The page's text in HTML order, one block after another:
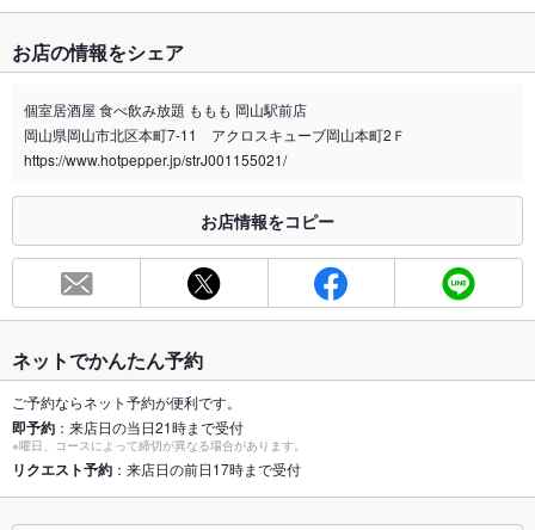
禁煙・喫煙
全席禁煙
喫煙専用室 なし
合わせください。
お席
70席([最大60名様OK]各種宴会もお気軽にご相談下さい。)
容人数
ます◎)
個室 あり ：個室あります♪ご予約ＯＫ！！
座敷 なし ：人気の中二階や、個室テーブル席もございます☆
掘りごたつ
なし ：会社宴会や飲み会、合コンなど様々なシーンに♪個室は
お店の情報をシェア
個室居酒屋 食べ飲み放題 ももも 岡山駅前店
岡山県岡山市北区本町7-11 アクロスキューブ岡山本町2Ｆ
https://www.hotpepper.jp/strJ001155021/
お店情報をコピー
ネットでかんたん予約
ご予約ならネット予約が便利です。
即予約 ：来店日の当日21時まで受付
※曜日、コースによって締切が異なる場合があります。
リクエスト予約 ：来店日の前日17時まで受付